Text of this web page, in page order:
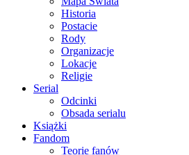
Historia
Postacie
Rody
Organizacje
Lokacje
Religie
Serial
Odcinki
Obsada serialu
Książki
Fandom
Teorie fanów